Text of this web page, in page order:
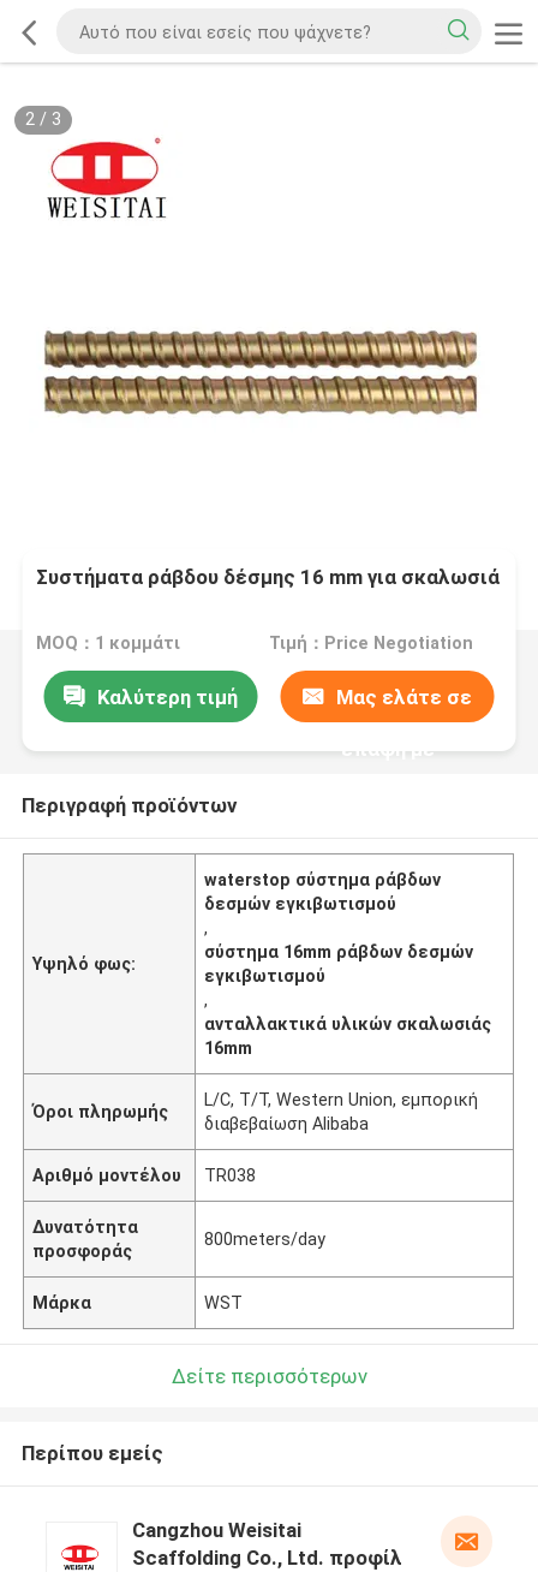
2/ 3
Συστήματα ράβδου δέσμης 16 mm για σκαλωσιά
MOQ：1 κομμάτι Τιμή：Price Negotiation
Καλύτερη τιμή Μας ελάτε σε
επαφή με
Περιγραφή προϊόντων
Υψηλό φως:
waterstop σύστημα ράβδων
δεσμών εγκιβωτισμού
,
σύστημα 16mm ράβδων δεσμών
εγκιβωτισμού
,
ανταλλακτικά υλικών σκαλωσιάς
16mm
Όροι πληρωμής
L/C, T/T, Western Union, εμπορική
διαβεβαίωση Alibaba
Αριθμό μοντέλου TR038
Δυνατότητα
προσφοράς
800meters/day
Μάρκα WST
Δείτε περισσότερων
Περίπου εμείς
Cangzhou Weisitai
Scaffolding Co., Ltd. προφίλ